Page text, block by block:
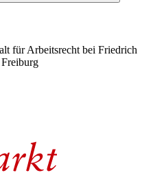
für Arbeitsrecht bei Friedrich